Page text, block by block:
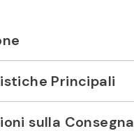
Principali
sulla Consegna